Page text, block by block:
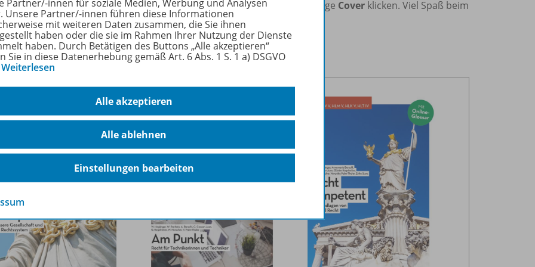
Sie sich selbst ein Bild. Für einenBlick ins Buch einfach auf das jeweilige Cover klicken. Viel Spaß beim
ab dem Schuljahr 2025/26
Partner/-innen für soziale Medien, Werbung und Analysen
Unsere Partner/-innen führen diese Informationen
mit weiteren Daten zusammen, die Sie ihnen
haben oder die sie im Rahmen Ihrer Nutzung der Dienste
haben. Durch Betätigen des Buttons „Alle akzeptieren“
Sie in diese Datenerhebung gemäß Art. 6 Abs. 1 S. 1 a) DSGVO
Weiterlesen
Alle akzeptieren
Alle ablehnen
Einstellungen bearbeiten